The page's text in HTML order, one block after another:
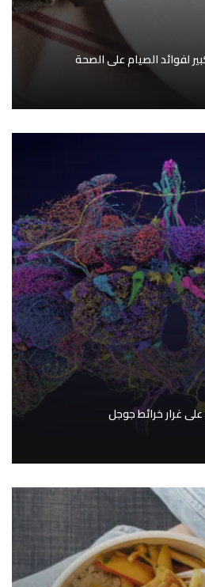
لفوائد الصيام على الصحة
غرار خرائط جوجل